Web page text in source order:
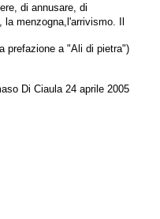
di annusare, di
la menzogna,l'arrivismo. Il
prefazione a "Ali di pietra")
Di Ciaula 24 aprile 2005